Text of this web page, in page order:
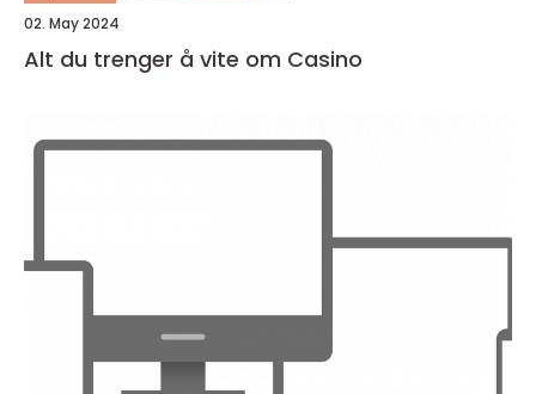
02. May 2024
Alt du trenger å vite om Casino